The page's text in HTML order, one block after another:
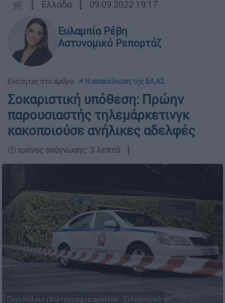
┋ Ελλάδα ┋ 09.09.2022 19:17
Ευλαμπία Ρέβη
Αστυνομικό Ρεπορτάζ
Ενότητες στο άρθρο: 📌 Η ανακοίνωση της ΕΛ.ΑΣ
Σοκαριστική υπόθεση: Πρώην
παρουσιαστής τηλεμάρκετινγκ
κακοποιούσε ανήλικες αδελφές
🕛 χρόνος ανάγνωσης: 3 λεπτά ┋
Περιπολικό (Φωτογραφία αρχείου - Eurokinissi)